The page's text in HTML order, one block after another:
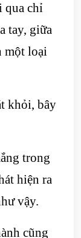
qua chỉ
tay, giữa
một loại
khỏi, bây
trong
hiện ra
vậy.
cũng